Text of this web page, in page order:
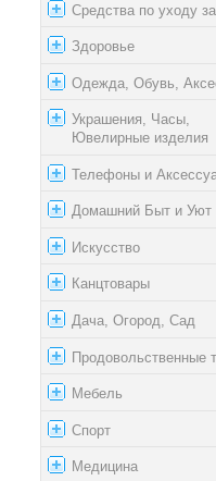
Средства по уходу
Здоровье
Одежда, Обувь,
Украшения, Часы,
Ювелирные изделия
Телефоны и
Домашний Быт и Уют
Искусство
Канцтовары
Дача, Огород, Сад
Продовольственные
Мебель
Спорт
Медицина